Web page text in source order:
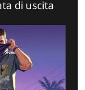
di uscita